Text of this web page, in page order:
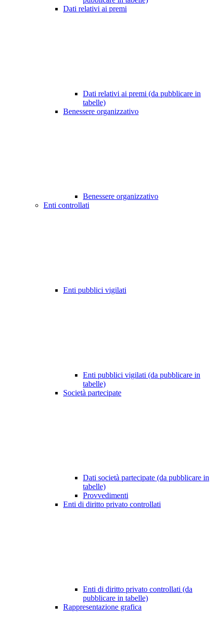
Dati relativi ai premi
Dati relativi ai premi (da pubblicare in
tabelle)
Benessere organizzativo
Benessere organizzativo
Enti controllati
Enti pubblici vigilati
Enti pubblici vigilati (da pubblicare in
tabelle)
Società partecipate
Dati società partecipate (da pubblicare in
tabelle)
Provvedimenti
Enti di diritto privato controllati
Enti di diritto privato controllati (da
pubblicare in tabelle)
Rappresentazione grafica